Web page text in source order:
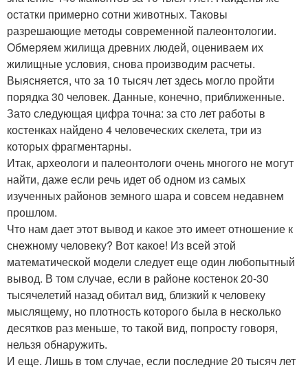
остатки примерно сотни животных. Таковы
разрешающие методы современной палеонтологии.
Обмеряем жилища древних людей, оцениваем их
жилищные условия, снова производим расчеты.
Выясняется, что за 10 тысяч лет здесь могло пройти
порядка 30 человек. Данные, конечно, приближенные.
Зато следующая цифра точна: за сто лет работы в
костенках найдено 4 человеческих скелета, три из
которых фрагментарны.
Итак, археологи и палеонтологи очень многого не могут
найти, даже если речь идет об одном из самых
изученных районов земного шара и совсем недавнем
прошлом.
Что нам дает этот вывод и какое это имеет отношение к
снежному человеку? Вот какое! Из всей этой
математической модели следует еще один любопытный
вывод. В том случае, если в районе костенок 20-30
тысячелетий назад обитал вид, близкий к человеку
мыслящему, но плотность которого была в несколько
десятков раз меньше, то такой вид, попросту говоря,
нельзя обнаружить.
И еще. Лишь в том случае, если последние 20 тысяч лет